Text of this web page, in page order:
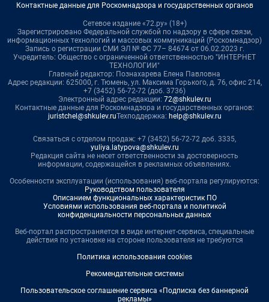
Контактные данные для Роскомнадзора и государственных органов
Сетевое издание «72.ру» (18+)
Зарегистрировано Федеральной службой по надзору в сфере связи,
информационных технологий и массовых коммуникаций (Роскомнадзор)
Запись о регистрации СМИ ЭЛ № ФС 77– 84674 от 06.02.2023 г.
Учредитель: Общество с ограниченной ответственностью "ИНТЕРНЕТ
ТЕХНОЛОГИИ"
Главный редактор: Познахарева Елена Павловна
Адрес редакции: 625000, г. Тюмень, ул. Максима Горького, д. 76, офис 214,
+7 (3452) 56-72-72 (доб. 3736)
Электронный адрес редакции: 72@shkulev.ru
Контактные данные для Роскомнадзора и государственных органов:
juristchel@shkulev.ruТехподдержка: help@shkulev.ru
Связаться с отделом продаж: +7 (3452) 56-72-72 доб. 3335,
yuliya.latypova@shkulev.ru
Редакция сайта не несет ответственности за достоверность
информации, содержащейся в рекламных объявлениях.
Особенности эксплуатации (использования) веб-портала регулируются:
Руководством пользователя
Описанием функциональных характеристик ПО
Условиями использования веб-портала и политикой
конфиденциальности персональных данных
Веб-портал распространяется в виде интернет-сервиса, специальные
действия по установке на стороне пользователя не требуются
Политика использования cookies
Рекомендательные системы
Пользовательское соглашение сервиса «Подписка без баннерной
рекламы»